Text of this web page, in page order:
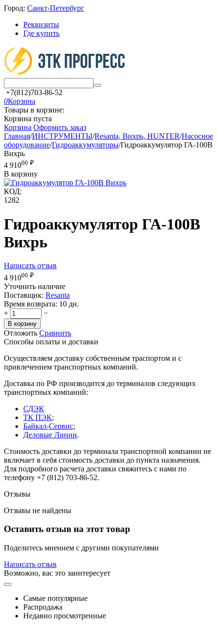
Город: Санкт-Петербург
Реквизиты
Где купить
+7(812)703-86-52
0Корзина
Товары в корзине:
Корзина пуста
Корзина Оформить заказ
Главная/ИНСТРУМЕНТЫ/Resanta, Вихрь, HUNTER/Насосное
оборудование/Гидроаккумуляторы/Гидроаккумулятор ГА-100В
Вихрь
4 91000 ₽
В корзину
КОД:
1282
Гидроаккумулятор ГА-100В
Вихрь
Написать отзыв
4 91000 ₽
Уточнить наличие
Поставщик: Resanta
Время возврата: 10 дн.
+
−
В корзину
Отложить Сравнить
Способы оплаты и доставки
Осуществляем доставку собственным траспортом и с
привлечением транспортных компаний.
Доставка по РФ производится до терминалов следующих
транспортных компаний:
СДЭК
ТК ПЭК;
Байкал-Сервис;
Деловые Линии.
Стоимость доставки до терминала транспортной компании не
включает в себя стоимость доставки до пункта назначения.
Для подробного расчета доставки свяжитесь с нами по
телефону +7 (812) 703-86-52.
Отзывы
Отзывы не найдены
Оставить отзыв на этот товар
Поделитесь мнением с другими покупателями
Написать отзыв
Возможно, вас это заинтересует
Самые популярные
Распродажа
Недавно просмотренные